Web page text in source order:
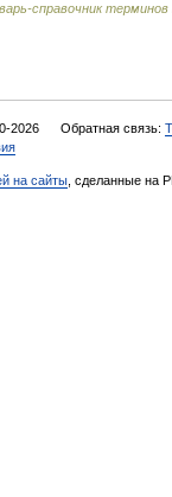
справочник
2026 Обратная связь:
на сайты , сделанные на